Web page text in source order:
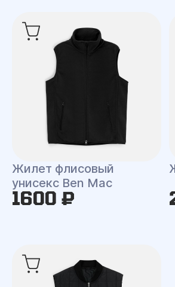
Жилет флисовый
унисекс Ben Mac
1600 ₽